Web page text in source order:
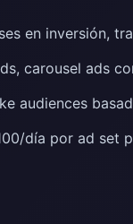
en inversión,
carousel ads
audiences
día por ad set